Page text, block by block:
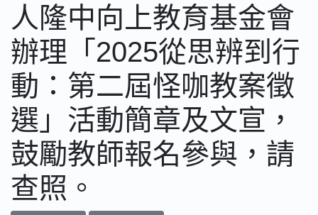
人隆中向上教育基金會
辦理「2025從思辨到行
動：第二屆怪咖教案徵
選」活動簡章及文宣，
鼓勵教師報名參與，請
查照。